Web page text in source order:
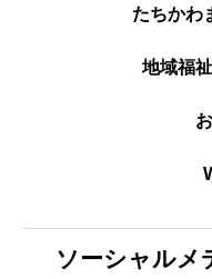
たちかわ
地域福
ソーシャルメ